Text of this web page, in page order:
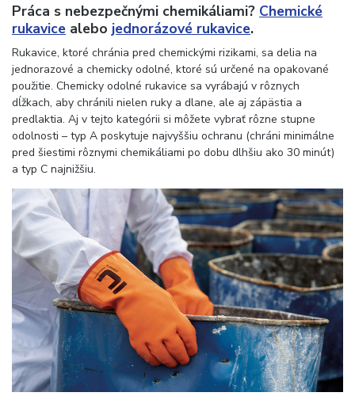
Práca s nebezpečnými chemikáliami? Chemické
rukavice alebo jednorázové rukavice.
Rukavice, ktoré chránia pred chemickými rizikami, sa delia na
jednorazové a chemicky odolné, ktoré sú určené na opakované
použitie. Chemicky odolné rukavice sa vyrábajú v rôznych
dĺžkach, aby chránili nielen ruky a dlane, ale aj zápästia a
predlaktia. Aj v tejto kategórii si môžete vybrať rôzne stupne
odolnosti – typ A poskytuje najvyššiu ochranu (chráni minimálne
pred šiestimi rôznymi chemikáliami po dobu dlhšiu ako 30 minút)
a typ C najnižšiu.